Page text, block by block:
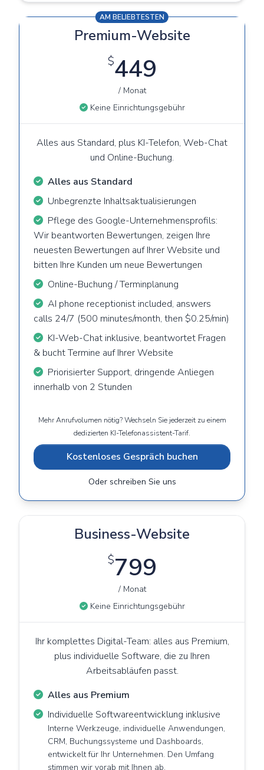
AM BELIEBTESTEN
Premium-Website
$449
/ Monat
Keine Einrichtungsgebühr
Alles aus Standard, plus KI-Telefon, Web-Chat
und Online-Buchung.
Alles aus Standard
Unbegrenzte Inhaltsaktualisierungen
Pflege des Google-Unternehmensprofils:
Wir beantworten Bewertungen, zeigen Ihre
neuesten Bewertungen auf Ihrer Website und
bitten Ihre Kunden um neue Bewertungen
Online-Buchung / Terminplanung
AI phone receptionist included, answers
calls 24/7 (500 minutes/month, then $0.25/min)
KI-Web-Chat inklusive, beantwortet Fragen
& bucht Termine auf Ihrer Website
Priorisierter Support, dringende Anliegen
innerhalb von 2 Stunden
Mehr Anrufvolumen nötig? Wechseln Sie jederzeit zu einem
dedizierten KI-Telefonassistent-Tarif.
Kostenloses Gespräch buchen
Oder schreiben Sie uns
Business-Website
$799
/ Monat
Keine Einrichtungsgebühr
Ihr komplettes Digital-Team: alles aus Premium,
plus individuelle Software, die zu Ihren
Arbeitsabläufen passt.
Alles aus Premium
Individuelle Softwareentwicklung inklusive
Interne Werkzeuge, individuelle Anwendungen,
CRM, Buchungssysteme und Dashboards,
entwickelt für Ihr Unternehmen. Den Umfang
stimmen wir vorab mit Ihnen ab.